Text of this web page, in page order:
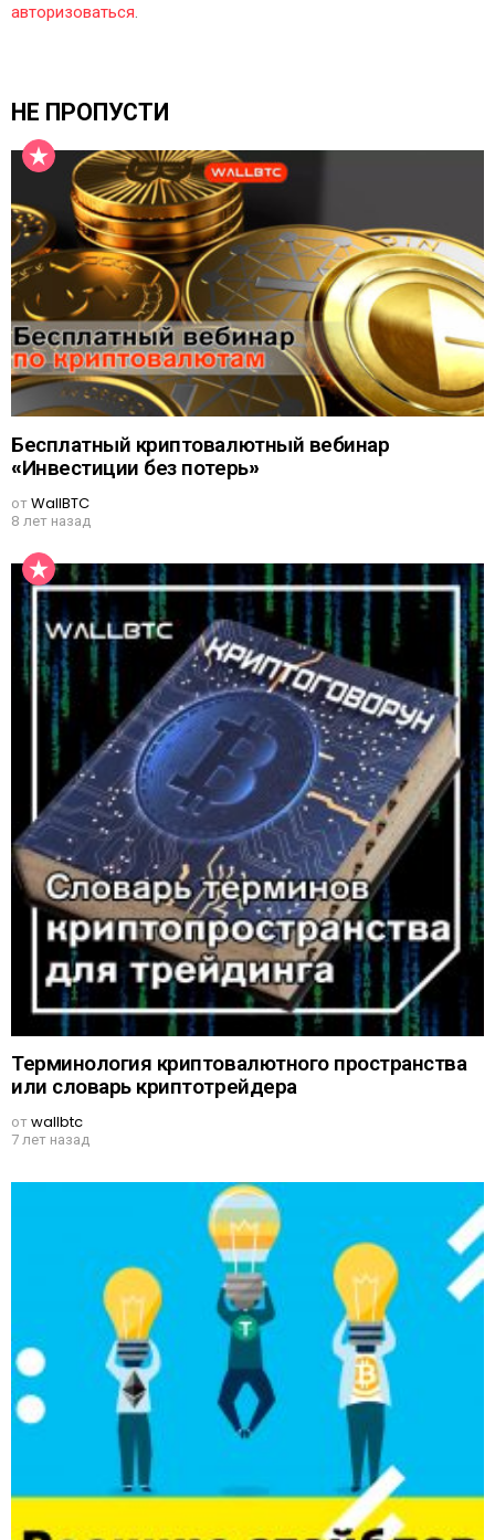
авторизоваться.
НЕ ПРОПУСТИ
Бесплатный криптовалютный вебинар
«Инвестиции без потерь»
отWallBTC
8 лет назад
Терминология криптовалютного пространства
или словарь криптотрейдера
отwallbtc
7 лет назад